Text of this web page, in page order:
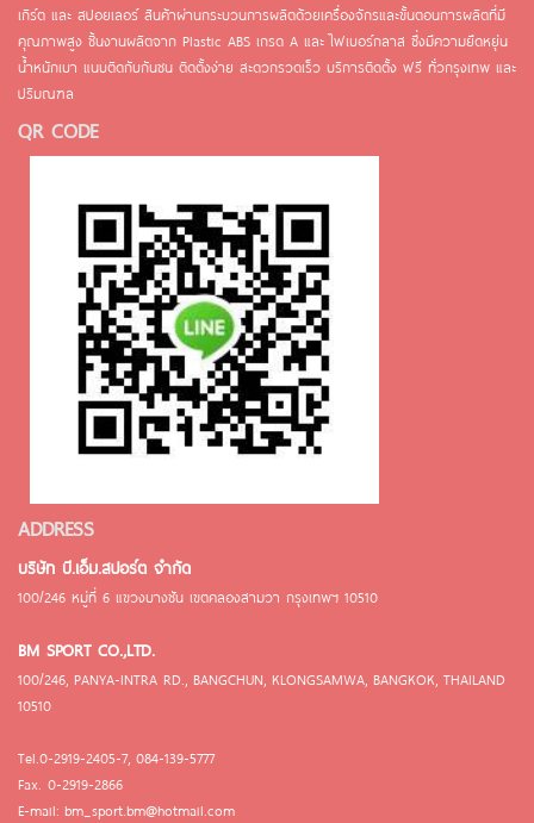
เกิร์ต และ สปอยเลอร์ สินค้าผ่านกระบวนการผลิตด้วยเครื่องจักรและขั้นตอนการผลิตที่มี
คุณภาพสูง ชิ้นงานผลิตจาก Plastic ABS เกรด A และ ไฟเบอร์กลาส ซึ่งมีความยึดหยุ่น
น้ำหนักเบา แนบติดกับกันชน ติดตั้งง่าย สะดวกรวดเร็ว บริการติดตั้ง ฟรี ทั่วกรุงเทพ และ
ปริมณฑล
QR CODE
ADDRESS
บริษัท บี.เอ็ม.สปอร์ต จำกัด
100/246 หมู่ที่ 6 แขวงบางชัน เขตคลองสามวา กรุงเทพฯ 10510
BM SPORT CO.,LTD.
100/246, PANYA-INTRA RD., BANGCHUN, KLONGSAMWA, BANGKOK, THAILAND
10510
Tel.0-2919-2405-7, 084-139-5777
Fax. 0-2919-2866
E-mail: bm_sport.bm@hotmail.com